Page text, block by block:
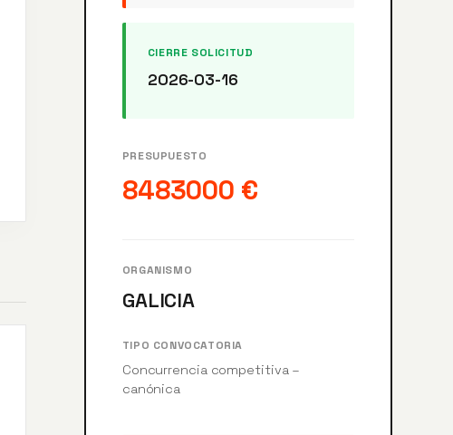
CIERRE SOLICITUD
2026-03-16
PRESUPUESTO
8483000 €
ORGANISMO
GALICIA
TIPO CONVOCATORIA
Concurrencia competitiva –
canónica